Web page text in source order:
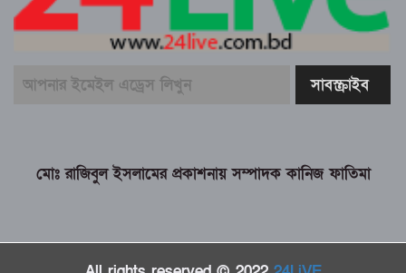
মোঃ রাজিবুল ইসলামের প্রকাশনায় সম্পাদক কানিজ ফাতিমা